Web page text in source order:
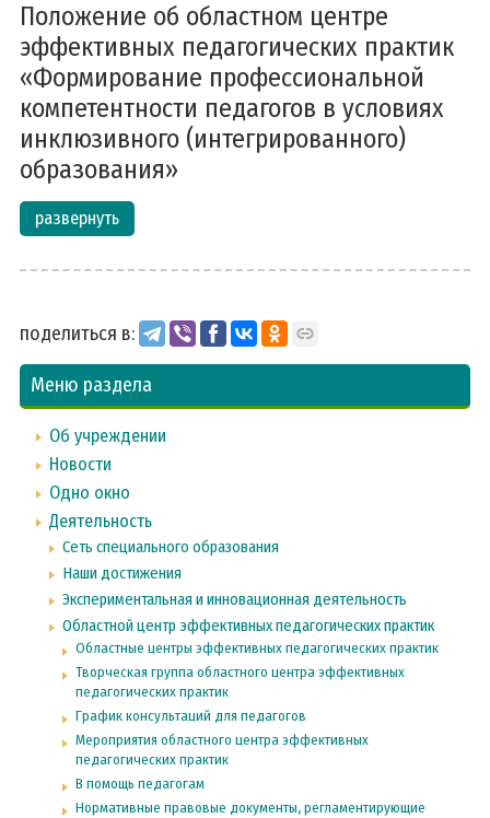
Положение об областном центре
эффективных педагогических практик
«Формирование профессиональной
компетентности педагогов в условиях
инклюзивного (интегрированного)
образования»
развернуть
поделиться в:
Меню раздела
Об учреждении
Новости
Одно окно
Деятельность
Сеть специального образования
Наши достижения
Экспериментальная и инновационная деятельность
Областной центр эффективных педагогических практик
Областные центры эффективных педагогических практик
Творческая группа областного центра эффективных
педагогических практик
График консультаций для педагогов
Мероприятия областного центра эффективных
педагогических практик
В помощь педагогам
Нормативные правовые документы, регламентирующие